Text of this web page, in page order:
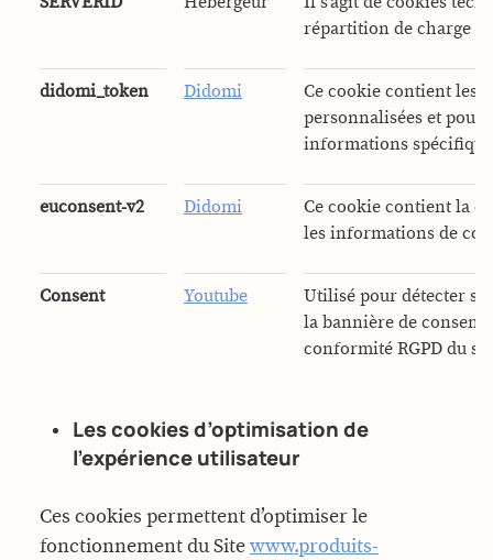
répartition de charge
didomi_token Didomi
Ce cookie contient les
personnalisées et pour
informations
euconsent-v2 Didomi
Ce cookie contient la
les informations de
Consent Youtube
Utilisé pour détecter si
la bannière de
conformité RGPD du
Les cookies d’optimisation de
l’expérience utilisateur
Ces cookies permettent d’optimiser le
fonctionnement du Site www.produits-